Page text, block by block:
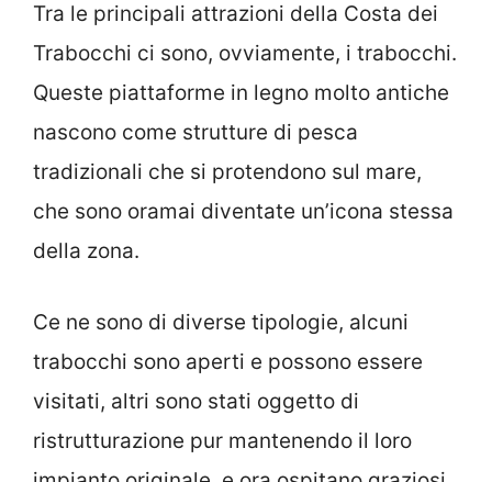
Tra le principali attrazioni della Costa dei
Trabocchi ci sono, ovviamente, i trabocchi.
Queste piattaforme in legno molto antiche
nascono come strutture di pesca
tradizionali che si protendono sul mare,
che sono oramai diventate un’icona stessa
della zona.
Ce ne sono di diverse tipologie, alcuni
trabocchi sono aperti e possono essere
visitati, altri sono stati oggetto di
ristrutturazione pur mantenendo il loro